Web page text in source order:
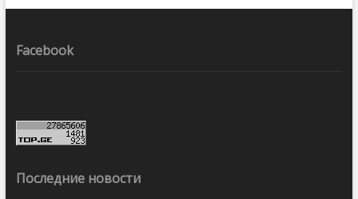
Facebook
Последние новости